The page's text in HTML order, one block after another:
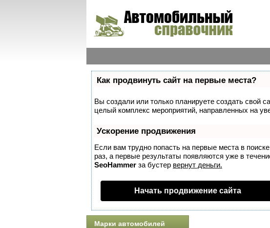
Как продвинуть сайт на первые места?
Вы создали или только планируете создать свой
целый комплекс мероприятий, направленных на
Ускорение продвижения
Если вам трудно попасть на первые места в
раз, а первые результаты появляются уже в
SeoHammer за бустер вернут деньги.
Начать продвижение сайта
Марки автомобилей